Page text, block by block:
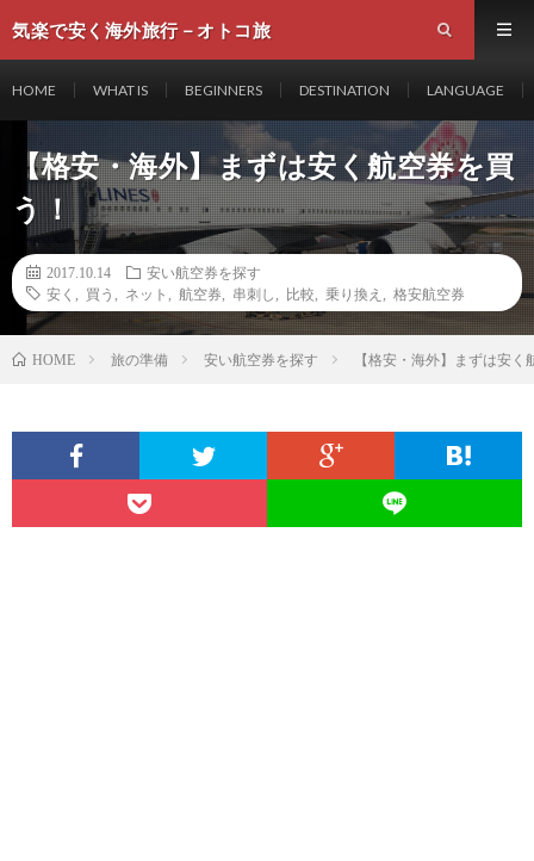
気楽で安く海外旅行－オトコ旅
HOME WHAT IS BEGINNERS DESTINATION LANGUAGE
【格安・海外】まずは安く航空券を買
う！
2017.10.14
安い航空券を探す
安く
買う ネット 航空券 串刺し 比較 乗り換え 格安航空券
HOME 旅の準備 安い航空券を探す 【格安・海外】まずは安く